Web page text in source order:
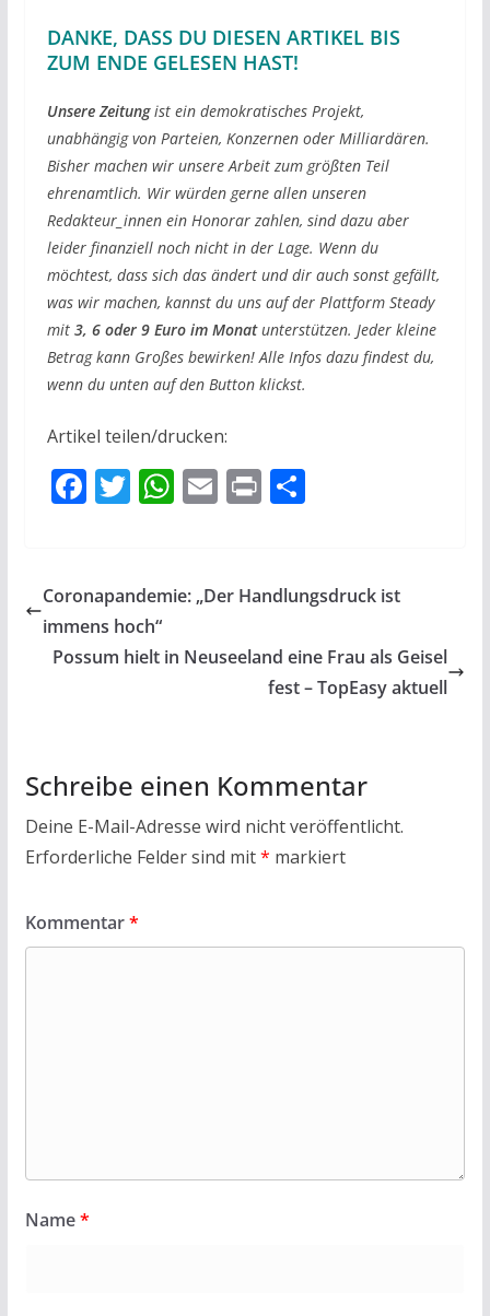
DANKE, DASS DU DIESEN ARTIKEL BIS
ZUM ENDE GELESEN HAST!
Unsere Zeitungist ein demokratisches Projekt,
unabhängig von Parteien, Konzernen oder Milliardären.
Bisher machen wir unsere Arbeit zum größten Teil
ehrenamtlich. Wir würden gerne allen unseren
Redakteur_innen ein Honorar zahlen, sind dazu aber
leider finanziell noch nicht in der Lage. Wenn du
möchtest, dass sich das ändert und dir auch sonst gefällt,
was wir machen, kannst du uns auf der Plattform Steady
mit 3, 6 oder 9 Euro im Monatunterstützen. Jeder kleine
Betrag kann Großes bewirken! Alle Infos dazu findest du,
wenn du unten auf den Button klickst.
Artikel teilen/drucken:
F
b
o
o
T
er
W
s
p
E
l
PrT
n
Coronapandemie: „Der Handlungsdruck ist
immens hoch“
Possum hielt in Neuseeland eine Frau als Geisel
fest – TopEasy aktuell
Schreibe einen Kommentar
Deine E-Mail-Adresse wird nicht veröffentlicht.
Erforderliche Felder sind mit* markiert
Kommentar*
Name*